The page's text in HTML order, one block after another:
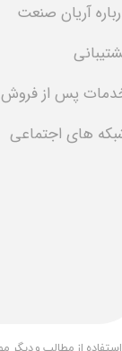
آریان صنعت
پس از فروش
های اجتماعی